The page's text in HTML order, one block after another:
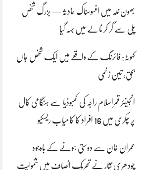
بھون نلہ میں افسوسناک حادثہ — بزرگ شخص
پلی سے گر کر نالے میں بہہ گیا
کہوٹہ: فائرنگ کے واقعے میں ایک شخص جاں
بحق، تین زخمی
انجینئر قمراسلام راجہ کی کمبوڈیا سے ہنگامی کال
پر چکری میں 16 افراد کا کامیاب ریسکیو
عمران خان سے دوستی ہونے کے باوجود
چودھری نثار نے تحریک انصاف میں شمولیت